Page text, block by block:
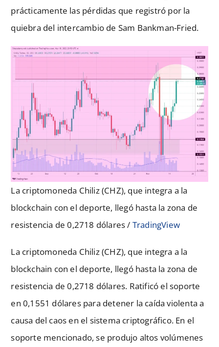
prácticamente las pérdidas que registró por la
quiebra del intercambio de Sam Bankman-Fried.
La criptomoneda Chiliz (CHZ), que integra a la
blockchain con el deporte, llegó hasta la zona de
resistencia de 0,2718 dólares / TradingView
La criptomoneda Chiliz (CHZ), que integra a la
blockchain con el deporte, llegó hasta la zona de
resistencia de 0,2718 dólares. Ratificó el soporte
en 0,1551 dólares para detener la caída violenta a
causa del caos en el sistema criptográfico. En el
soporte mencionado, se produjo altos volúmenes